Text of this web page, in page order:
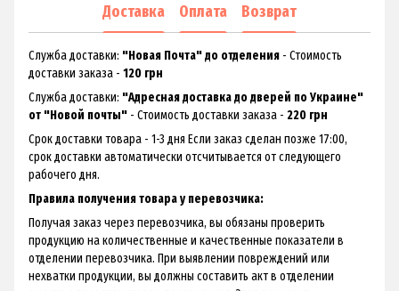
Доставка Оплата Возврат
Служба доставки: "Новая Почта" до отделения - Стоимость
доставки заказа - 120 грн
Служба доставки: "Адресная доставка до дверей по Украине"
от "Новой почты" - Стоимость доставки заказа - 220 грн
Срок доставки товара - 1-3 дня Если заказ сделан позже 17:00,
срок доставки автоматически отсчитывается от следующего
рабочего дня.
Правила получения товара у перевозчика:
Получая заказ через перевозчика, вы обязаны проверить
продукцию на количественные и качественные показатели в
отделении перевозчика. При выявлении повреждений или
нехватки продукции, вы должны составить акт в отделении